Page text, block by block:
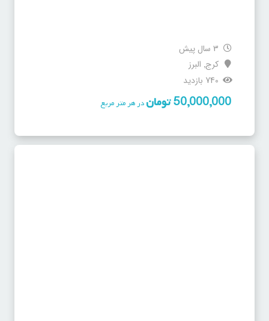
3 سال پیش
کرج,البرز
740 بازدید
50,000,000 توماندر هر متر مربع